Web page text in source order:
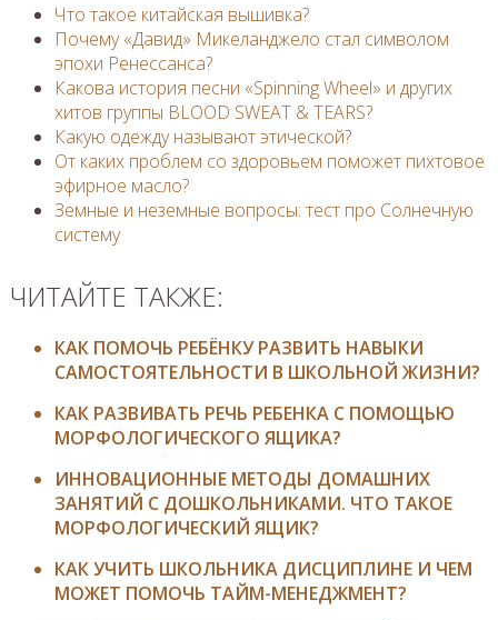
Что такое китайская вышивка?
Почему «Давид» Микеланджело стал символом
эпохи Ренессанса?
Какова история песни «Spinning Wheel» и других
хитов группы BLOOD SWEAT & TEARS?
Какую одежду называют этической?
От каких проблем со здоровьем поможет пихтовое
эфирное масло?
Земные и неземные вопросы: тест про Солнечную
систему
ЧИТАЙТЕ ТАКЖЕ:
КАК ПОМОЧЬ РЕБЁНКУ РАЗВИТЬ НАВЫКИ
САМОСТОЯТЕЛЬНОСТИ В ШКОЛЬНОЙ ЖИЗНИ?
КАК РАЗВИВАТЬ РЕЧЬ РЕБЕНКА С ПОМОЩЬЮ
МОРФОЛОГИЧЕСКОГО ЯЩИКА?
ИННОВАЦИОННЫЕ МЕТОДЫ ДОМАШНИХ
ЗАНЯТИЙ С ДОШКОЛЬНИКАМИ. ЧТО ТАКОЕ
МОРФОЛОГИЧЕСКИЙ ЯЩИК?
КАК УЧИТЬ ШКОЛЬНИКА ДИСЦИПЛИНЕ И ЧЕМ
МОЖЕТ ПОМОЧЬ ТАЙМ-МЕНЕДЖМЕНТ?